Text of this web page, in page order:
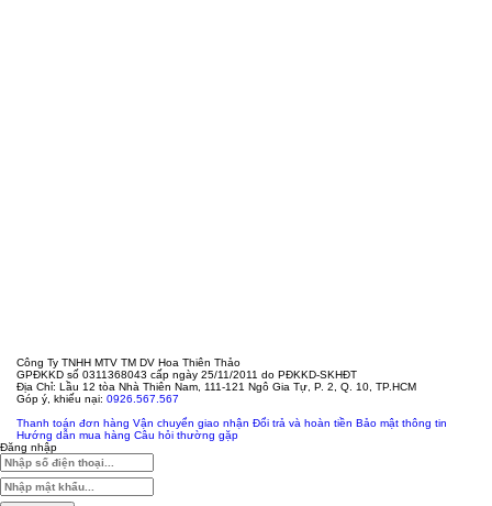
Công Ty TNHH MTV TM DV Hoa Thiên Thảo
GPĐKKD số 0311368043 cấp ngày 25/11/2011 do PĐKKD-SKHĐT
Địa Chỉ: Lầu 12 tòa Nhà Thiên Nam, 111-121 Ngô Gia Tự, P. 2, Q. 10, TP.HCM
Góp ý, khiếu nại: 0926.567.567
Thanh toán đơn hàng Vận chuyển giao nhận Đổi trả và hoàn tiền Bảo mật thông tin
Hướng dẫn mua hàng Câu hỏi thường gặp
Đăng nhập